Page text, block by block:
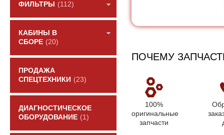
ФИЛЬТРЫ (112)
КАБИНЫ В
СБОРЕ (20)
ПРОДАЖА
СПЕЦТЕХНИКИ (23)
ДИАГНОСТИЧЕСКОЕ
ОБОРУДОВАНИЕ (1)
ПОЧЕМУ
100%
оригинальные
запчасти